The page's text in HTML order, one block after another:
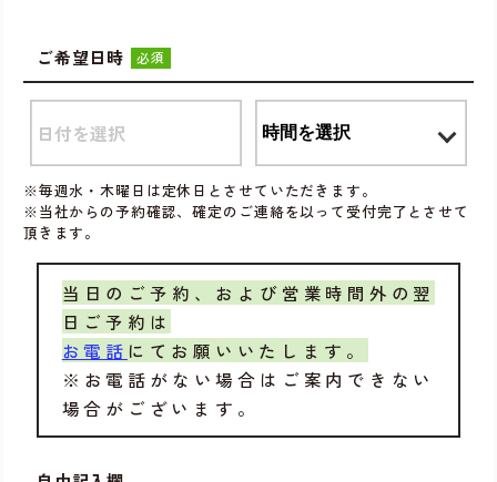
ご希望日時 必須
※毎週水・木曜日は定休日とさせていただきます。
※当社からの予約確認、確定のご連絡を以って受付完了とさせて
頂きます。
当日のご予約、および営業時間外の翌
日ご予約は
お電話 にてお願いいたします。
※お電話がない場合はご案内できない
場合がございます。